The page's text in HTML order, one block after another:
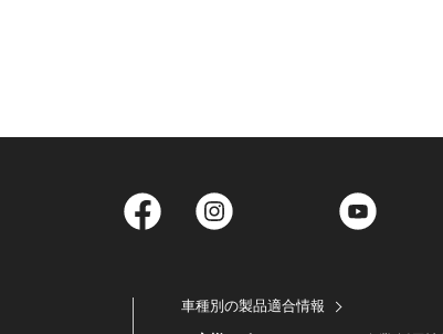
Facebook Twitter
車種別の製品適合情報